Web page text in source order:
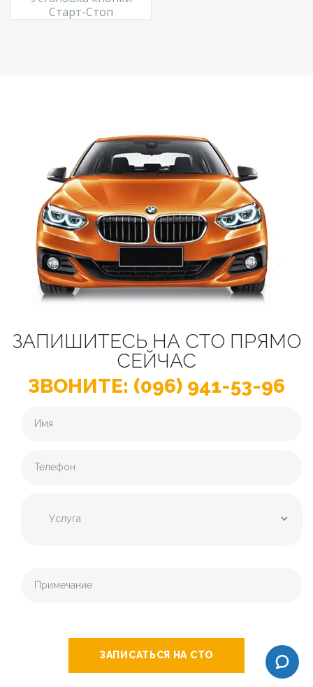
Старт-Стоп
ЗАПИШИТЕСЬ НА СТО ПРЯМО
СЕЙЧАС
ЗВОНИТЕ: (096) 941-53-96
ЗАПИСАТЬСЯ НА СТО